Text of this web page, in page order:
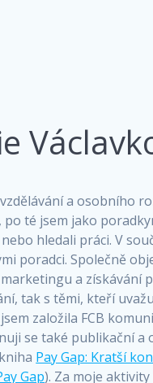
a osobního
po té jsem jako
hledali práci. V
poradci. Společně
a získávání
tak s těmi, kteří
založila FCB
se také publikační
Pay Gap: Kratší
Gap). Za moje